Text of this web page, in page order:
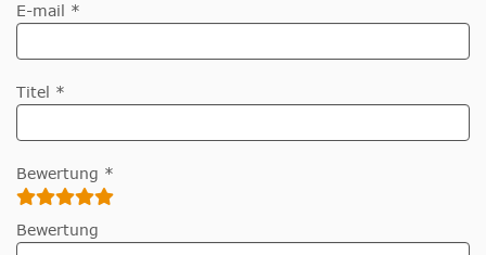
E-mail *
Titel *
Bewertung *
Bewertung